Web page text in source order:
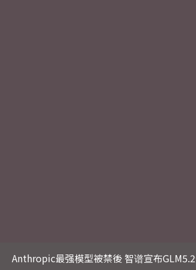
Anthropic最强模型被禁後 智谱宣布